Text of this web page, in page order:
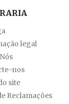
legal
nos
site
Reclamações